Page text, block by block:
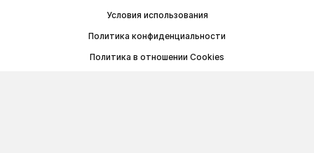
Условия использования
Политика конфиденциальности
Политика в отношении Cookies